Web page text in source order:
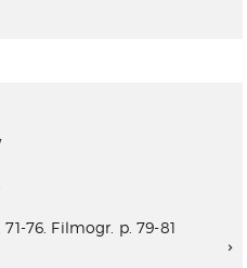
76. Filmogr. p. 79-81